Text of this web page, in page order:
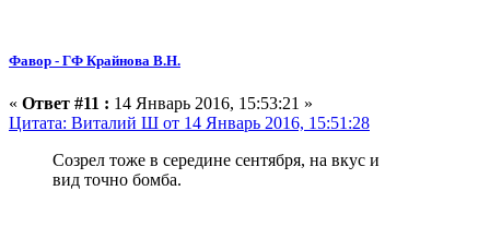
Фавор - ГФ Крайнова В.Н.
« Ответ #11 : 14 Январь 2016, 15:53:21 »
Цитата: Виталий Ш от 14 Январь 2016, 15:51:28
Созрел тоже в середине сентября, на вкус и
вид точно бомба.